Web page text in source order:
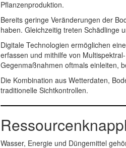
Pflanzenproduktion.
Bereits geringe Veränderungen der
haben. Gleichzeitig treten Schädlinge
Digitale Technologien ermöglichen
erfassen und mithilfe von
Gegenmaßnahmen oftmals einleiten,
Die Kombination aus Wetterdaten,
traditionelle Sichtkontrollen.
Wasser, Energie und Düngemittel